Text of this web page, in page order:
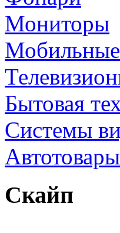
Мониторы
Бытовая
Cистемы
Автотовары
Скайп